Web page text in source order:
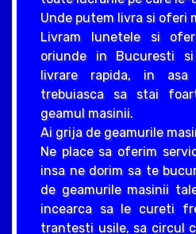
Unde putem livra si oferi
Livram lunetele si
oriunde in Bucuresti
livrare rapida, in
trebuiasca sa stai
geamul masinii.
Ai grija de geamurile
Ne place sa oferim
insa ne dorim sa te
de geamurile masinii
incearca sa le cureti
trantesti usile, sa circul